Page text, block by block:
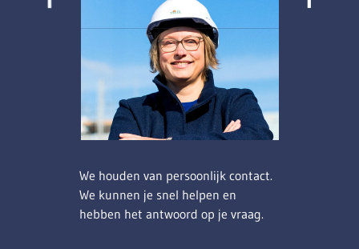
We houden van persoonlijk contact.
We kunnen je snel helpen en
hebben het antwoord op je vraag.